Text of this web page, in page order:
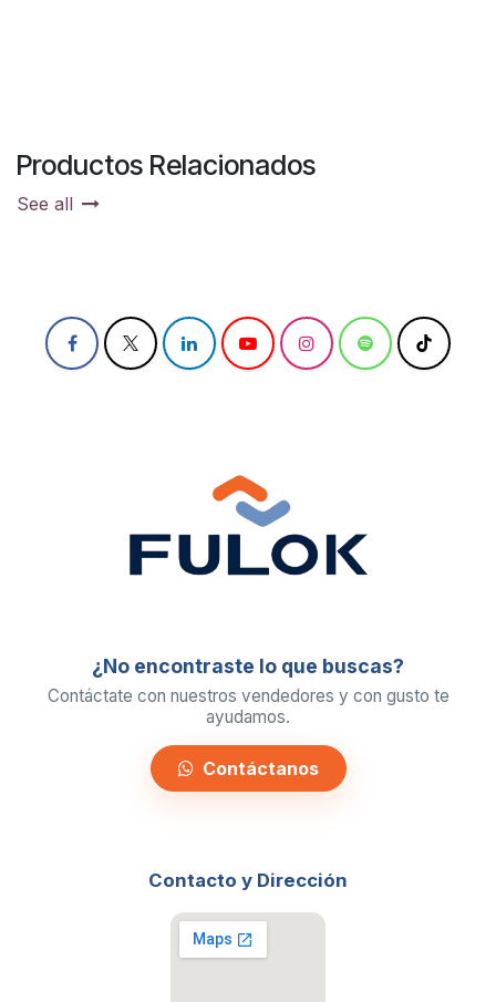
Productos Relacionados
See all
¿No encontraste lo que buscas?
Contáctate con nuestros vendedores y con gusto te
ayudamos.
Contáctanos
Contacto y Dirección